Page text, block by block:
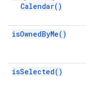
Calendar( )
isOwnedByMe( )
isSelected( )